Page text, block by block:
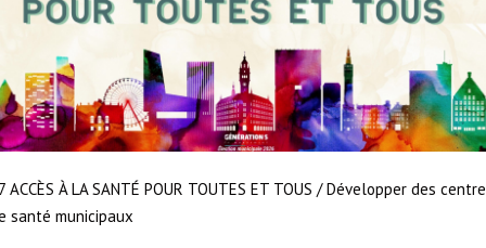
ACCÈS À LA SANTÉ POUR TOUTES ET TOUS / Développer des
santé municipaux